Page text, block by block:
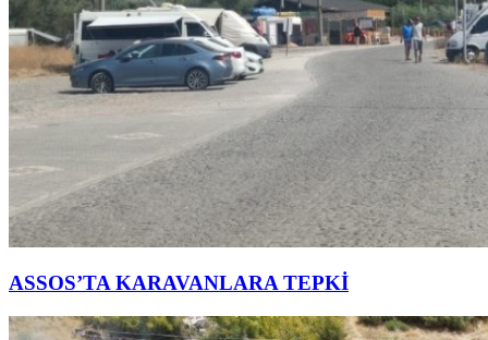
ASSOS’TA KARAVANLARA TEPKİ